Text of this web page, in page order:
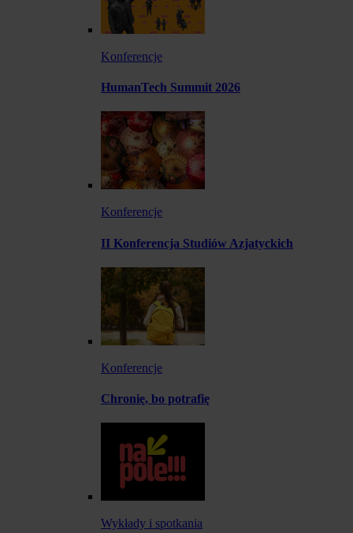
Konferencje
HumanTech Summit 2026
Konferencje
II Konferencja Studiów Azjatyckich
Konferencje
Chronię, bo potrafię
Wykłady i spotkania